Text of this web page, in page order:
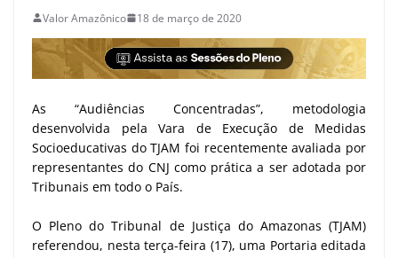
Valor Amazônico 18 de março de 2020
As “Audiências Concentradas”, metodologia
desenvolvida pela Vara de Execução de Medidas
Socioeducativas do TJAM foi recentemente avaliada por
representantes do CNJ como prática a ser adotada por
Tribunais em todo o País.
O Pleno do Tribunal de Justiça do Amazonas (TJAM)
referendou, nesta terça-feira (17), uma Portaria editada